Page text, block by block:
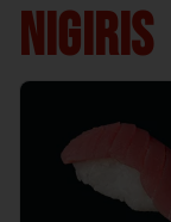
NIGIRIS